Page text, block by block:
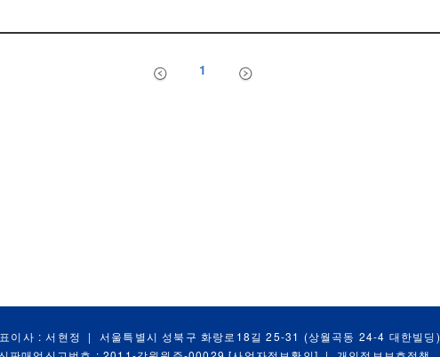
1
이사 : 서현정 |
서울특별시 성북구 화랑로18길 25-31 (상월곡동 24-4 대한빌딩)